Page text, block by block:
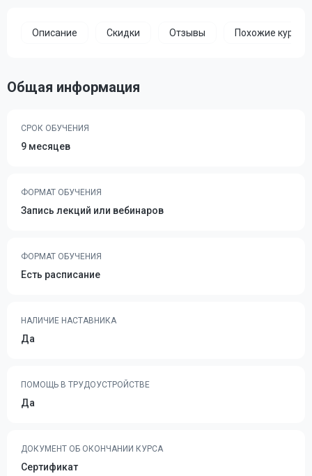
Описание Скидки Отзывы Похожие курсы
Общая информация
СРОК ОБУЧЕНИЯ
9 месяцев
ФОРМАТ ОБУЧЕНИЯ
Запись лекций или вебинаров
ФОРМАТ ОБУЧЕНИЯ
Есть расписание
НАЛИЧИЕ НАСТАВНИКА
Да
ПОМОЩЬ В ТРУДОУСТРОЙСТВЕ
Да
ДОКУМЕНТ ОБ ОКОНЧАНИИ КУРСА
Сертификат